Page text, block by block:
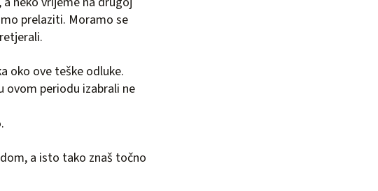
prelaziti. Moramo se
oko ove teške odluke.
ovom periodu izabrali ne
a isto tako znaš točno